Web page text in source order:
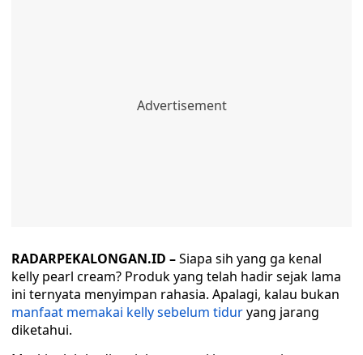
RADARPEKALONGAN.ID –Siapa sih yang ga kenal
kelly pearl cream? Produk yang telah hadir sejak lama
ini ternyata menyimpan rahasia. Apalagi, kalau bukan
manfaat memakai kelly sebelum tiduryang jarang
diketahui.